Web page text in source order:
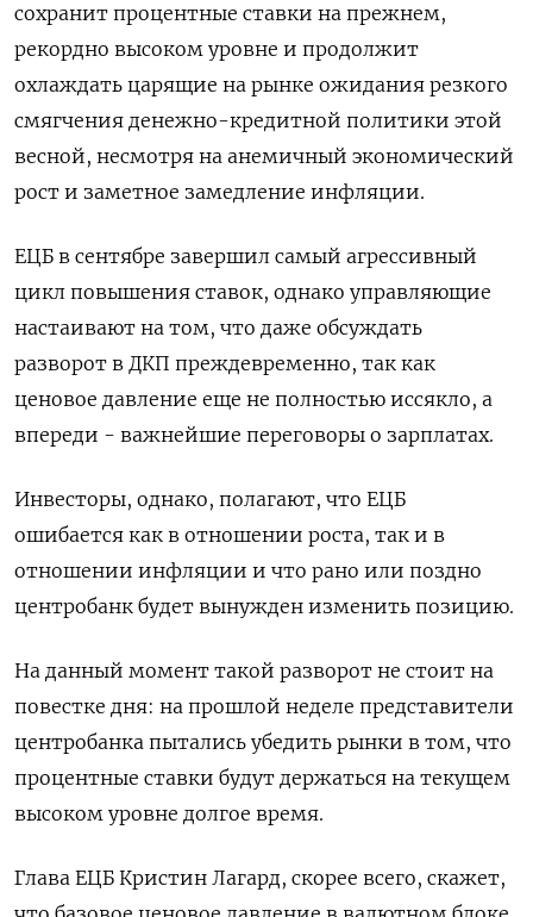
сохранит процентные ставки на прежнем,
рекордно высоком уровне и продолжит
охлаждать царящие на рынке ожидания резкого
смягчения денежно-кредитной политики этой
весной, несмотря на анемичный экономический
рост и заметное замедление инфляции.
ЕЦБ в сентябре завершил самый агрессивный
цикл повышения ставок, однако управляющие
настаивают на том, что даже обсуждать
разворот в ДКП преждевременно, так как
ценовое давление еще не полностью иссякло, а
впереди - важнейшие переговоры о зарплатах.
Инвесторы, однако, полагают, что ЕЦБ
ошибается как в отношении роста, так и в
отношении инфляции и что рано или поздно
центробанк будет вынужден изменить позицию.
На данный момент такой разворот не стоит на
повестке дня: на прошлой неделе представители
центробанка пытались убедить рынки в том, что
процентные ставки будут держаться на текущем
высоком уровне долгое время.
Глава ЕЦБ Кристин Лагард, скорее всего, скажет,